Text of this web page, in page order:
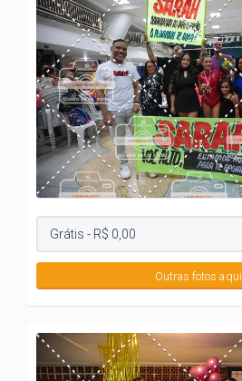
Outras fotos aqui